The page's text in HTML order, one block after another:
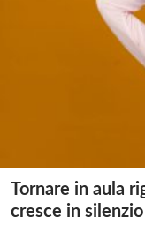
Tornare in aula
cresce in silenzio